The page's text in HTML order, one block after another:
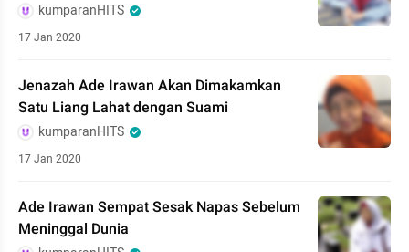
kumparanHITS
17 Jan 2020
Jenazah Ade Irawan Akan Dimakamkan
Satu Liang Lahat dengan Suami
kumparanHITS
17 Jan 2020
Ade Irawan Sempat Sesak Napas Sebelum
Meninggal Dunia